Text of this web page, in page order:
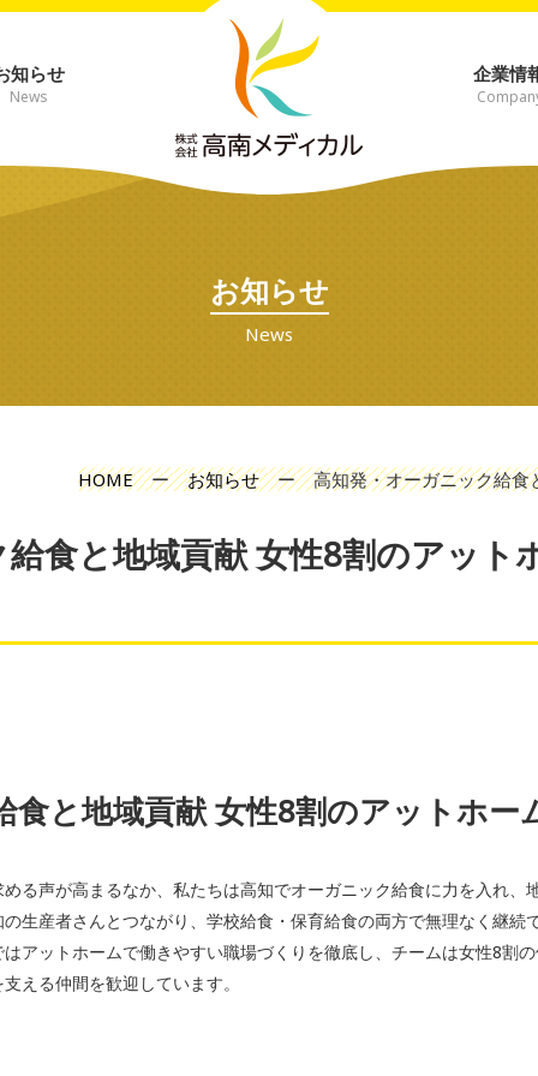
知らせ
News
企業情
お知らせ
News
HOMEーお知らせー高知発・オーガニック給
食と地域貢献 女性8割のアット
食と地域貢献 女性8割のアットホー
る声が高まるなか、私たちは高知でオーガニック給食に力を入れ、
生産者さんとつながり、学校給食・保育給食の両方で無理なく継続
アットホームで働きやすい職場づくりを徹底し、チームは女性8割
える仲間を歓迎しています。